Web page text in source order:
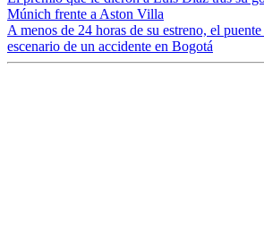
Múnich frente a Aston Villa
A menos de 24 horas de su estreno, el
escenario de un accidente en Bogotá